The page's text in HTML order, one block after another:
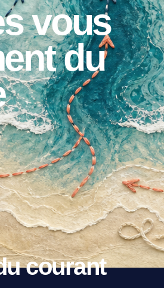
vous
du
courant